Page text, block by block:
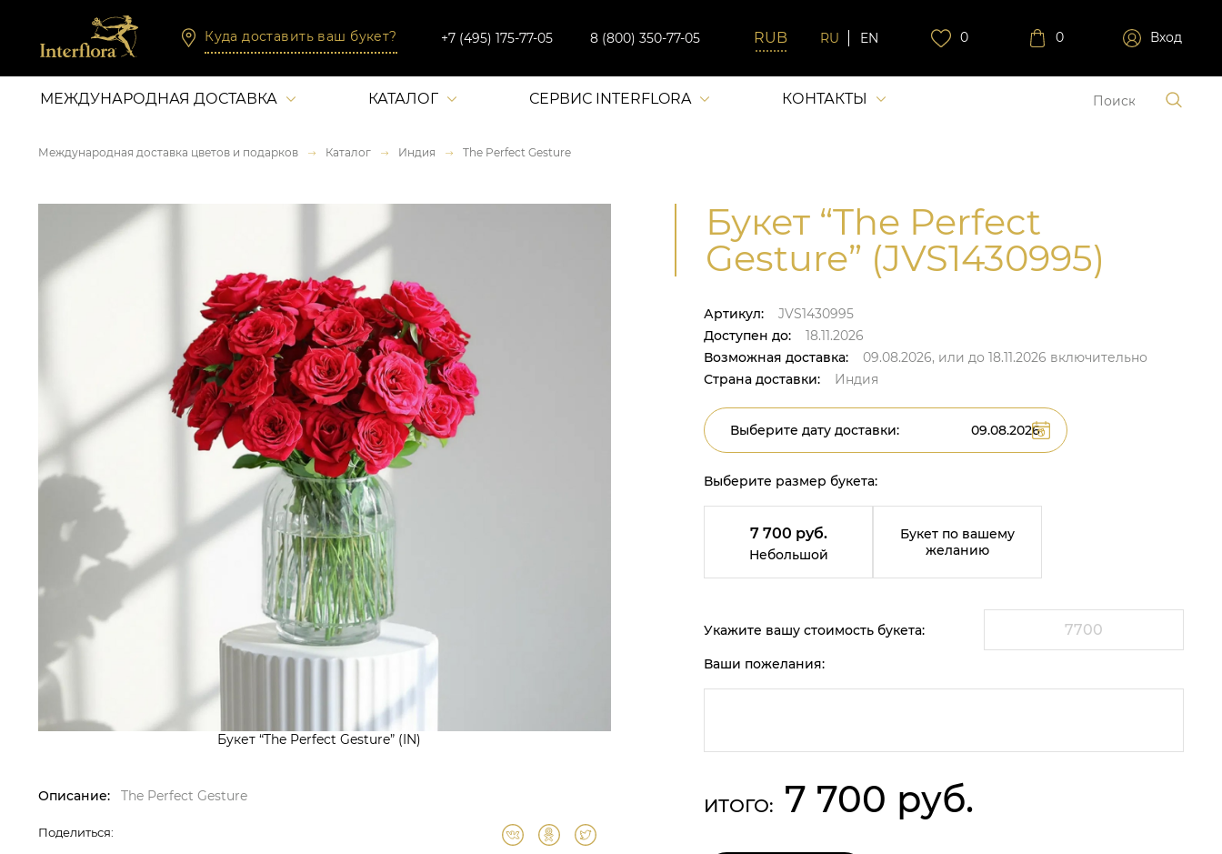
Куда доставить ваш букет? +7 (495) 175-77-05 8 (800) 350-77-05 RU EN 0 0 Вход
МЕЖДУНАРОДНАЯ ДОСТАВКА КАТАЛОГ СЕРВИС INTERFLORA КОНТАКТЫ
Международная доставка цветов и подарков Каталог Индия The Perfect Gesture
Букет “The Perfect Gesture” (IN)
Описание: The Perfect Gesture
Поделиться:
Букет “The Perfect
Gesture” (JVS1430995)
Артикул:
JVS1430995
Доступен до:
18.11.2026
Возможная доставка:
09.08.2026, или до 18.11.2026 включительно
Страна доставки:
Индия
Выберите дату доставки:
Выберите размер букета:
7 700 руб.
Небольшой
Букет по вашему
желанию
Укажите вашу стоимость букета:
Ваши пожелания:
ИТОГО: 7 700 руб.